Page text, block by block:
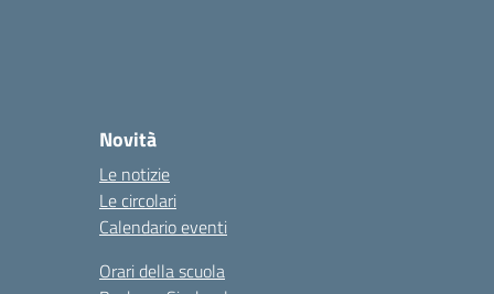
Novità
Le notizie
Le circolari
Calendario eventi
Orari della scuola